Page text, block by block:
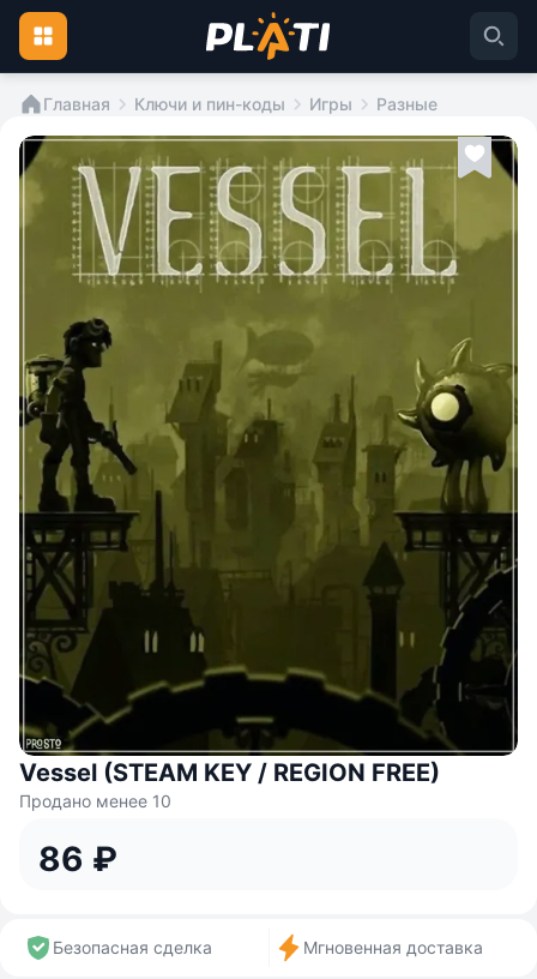
Главная Ключи и пин-коды Игры Разные
Vessel (STEAM KEY / REGION FREE)
Продано менее 10
86 ₽
Безопасная сделка Мгновенная доставка